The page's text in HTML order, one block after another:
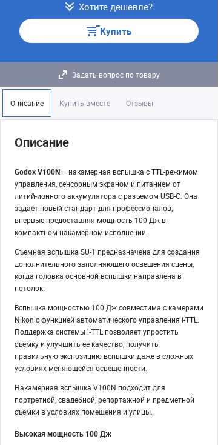
Хотите дешевле?
Купить
Задать вопрос по товару
Описание Купить вместе Отзывы
Описание
Godox V100N – накамерная вспышка с TTL-режимом
управления, сенсорным экраном и питанием от
литий-ионного аккумулятора с разъемом USB-C. Она
задает новый стандарт для профессионалов,
впервые предоставляя мощность 100 Дж в
компактном накамерном исполнении.
Съемная вспышка SU-1 предназначена для создания
дополнительного заполняющего освещения сцены,
когда головка основной вспышки направлена в
потолок.
Вспышка мощностью 100 Дж совместима с камерами
Nikon с функцией автоматического управления i-TTL.
Поддержка системы i-TTL позволяет упростить
съемку и улучшить ее качество, получить
правильную экспозицию вспышки даже в сложных
условиях меняющейся освещенности.
Накамерная вспышка V100N подходит для
портретной, свадебной, репортажной и предметной
съемки в условиях помещения и улицы.
Высокая мощность 100 Дж